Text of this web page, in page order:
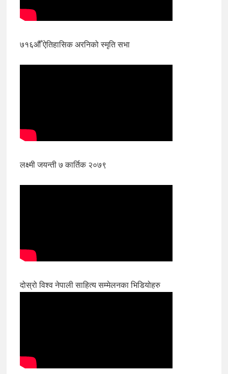
७१६औँ ऐतिहासिक अरनिको स्मृति सभा
लक्ष्मी जयन्ती ७ कार्तिक २०७९
दोस्रो विश्व नेपाली साहित्य सम्मेलनका भिडियोहरु